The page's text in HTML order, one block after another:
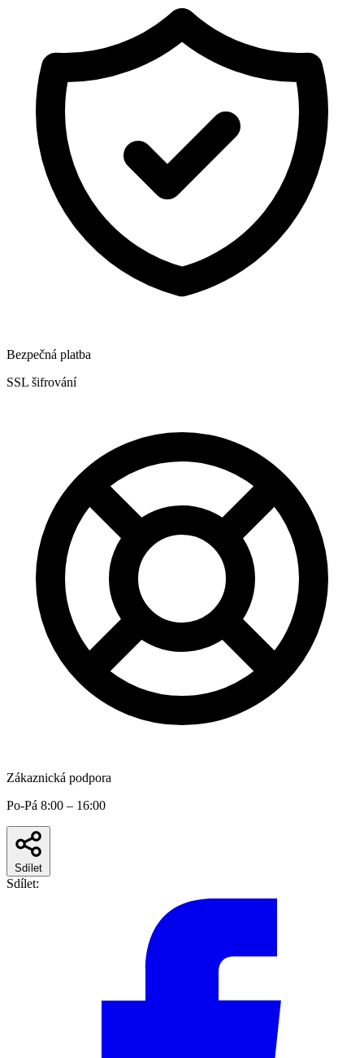
Bezpečná platba
SSL šifrování
Zákaznická podpora
Po-Pá 8:00 – 16:00
Sdílet
Sdílet: